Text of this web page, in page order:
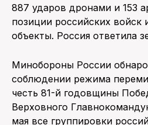
887 ударов дронами и 153
позиции российских войск
объекты. Россия ответила
Минобороны России
соблюдении режима
честь 81-й годовщины
Верховного
мая все группировки